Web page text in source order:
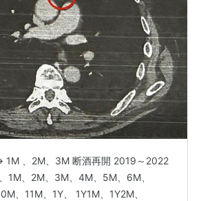
1M 、2M、3M 断酒再開 2019～2022
1M、2M、3M、4M、5M、6M、
、11M、1Y、 1Y1M、1Y2M、